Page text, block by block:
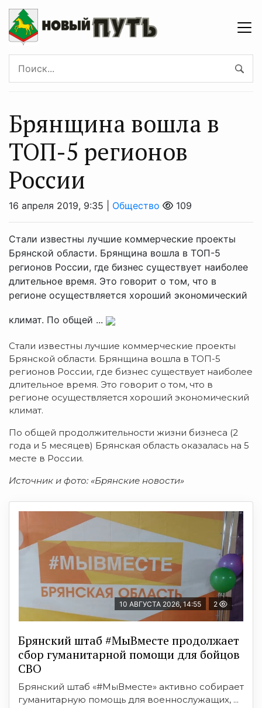
Брянщина вошла в
ТОП-5 регионов
России
16 апреля 2019, 9:35 | Общество 109
Стали известны лучшие коммерческие проекты
Брянской области. Брянщина вошла в ТОП-5
регионов России, где бизнес существует наиболее
длительное время. Это говорит о том, что в
регионе осуществляется хороший экономический
климат. По общей ...
Стали известны лучшие коммерческие проекты
Брянской области. Брянщина вошла в ТОП-5
регионов России, где бизнес существует наиболее
длительное время. Это говорит о том, что в
регионе осуществляется хороший экономический
климат.
По общей продолжительности жизни бизнеса (2
года и 5 месяцев) Брянская область оказалась на 5
месте в России.
Источник и фото: «Брянские новости»
10 АВГУСТА 2026, 14:55 2
Брянский штаб #МыВместе продолжает
сбор гуманитарной помощи для бойцов
СВО
Брянский штаб «#МыВместе» активно собирает
гуманитарную помощь для военнослужащих, ...